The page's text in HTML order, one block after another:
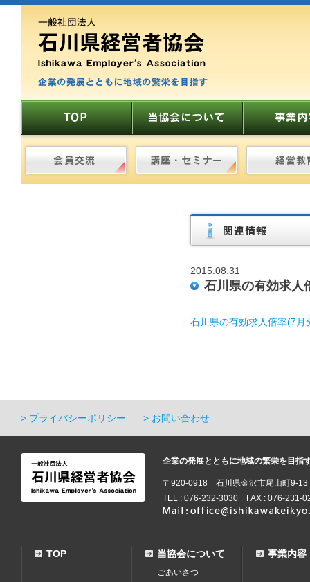
2015.08.31
石川県の有効求人
石川県の有効求人倍率(7月
プライバシーポリシー お問い合わせ
企業の発展とともに地域の繁栄を目指
〒920-0918 石川県金沢市尾山町9-13
TEL : 076-232-3030 FAX : 076-231-
TOP 当協会について
ごあいさつ
事業内容